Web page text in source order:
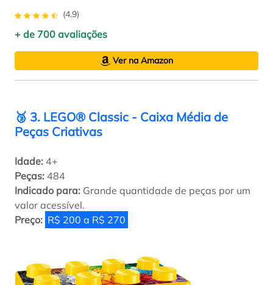
(4.9)
+ de 700 avaliações
Ver na Amazon
🥉 3. LEGO® Classic - Caixa Média de
Peças Criativas
Idade: 4+
Peças: 484
Indicado para: Grande quantidade de peças por um
valor acessível.
Preço: R$ 200 a R$ 270